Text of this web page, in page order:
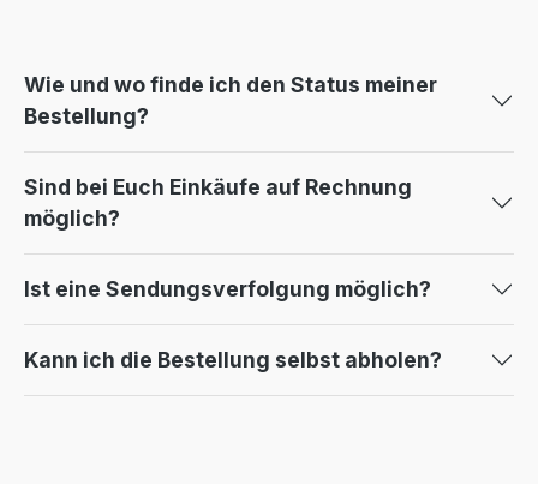
Wie und wo finde ich den Status meiner
Bestellung?
Sind bei Euch Einkäufe auf Rechnung
möglich?
Ist eine Sendungsverfolgung möglich?
Kann ich die Bestellung selbst abholen?